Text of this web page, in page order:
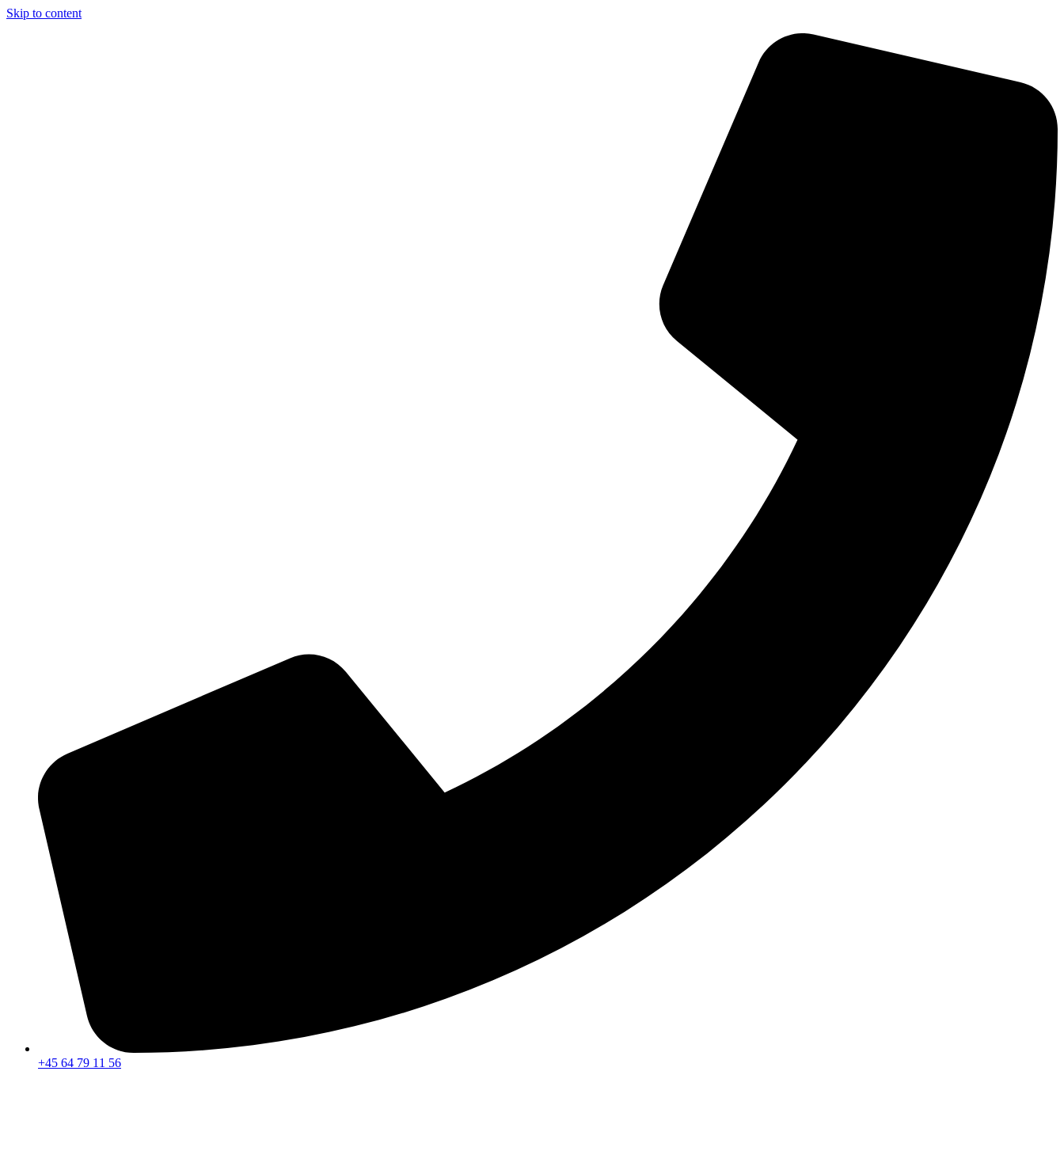
Skip to content
+45 64 79 11 56